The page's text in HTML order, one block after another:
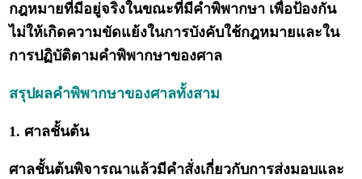
กฎหมายที่มีอยู่จริงในขณะที่มีคำพิพากษา เพื่อป้องกัน
ไม่ให้เกิดความขัดแย้งในการบังคับใช้กฎหมายและใน
การปฏิบัติตามคำพิพากษาของศาล
สรุปผลคำพิพากษาของศาลทั้งสาม
1. ศาลชั้นต้น
ศาลชั้นต้นพิจารณาแล้วมีคำสั่งเกี่ยวกับการส่งมอบและ